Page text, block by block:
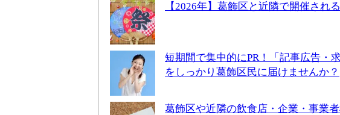
【2026年】葛飾区と近隣で開催され
短期間で集中的にPR！「記事広告・
をしっかり葛飾区民に届けませんか？
葛飾区や近隣の飲食店・企業・事業